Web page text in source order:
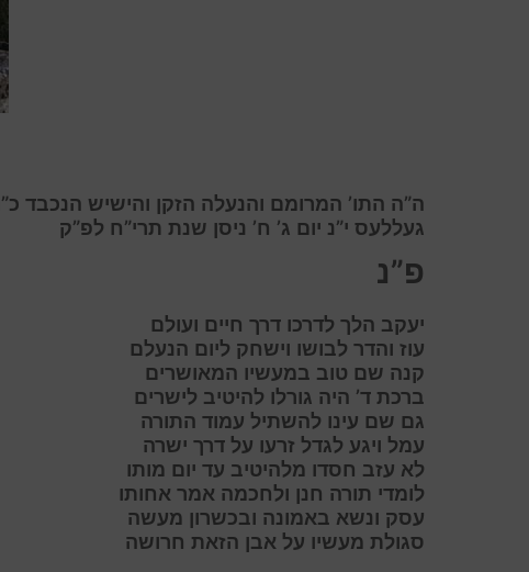
ה”ה התו’ המרומם והנעלה הזקן והישיש הנכבד
געללעס י”נ יום ג’ ח’ ניסן שנת תרי”ח לפ”ק
פ”נ
יעקב הלך לדרכו דרך חיים ועולם
עוז והדר לבושו וישחק ליום הנעלם
קנה שם טוב במעשיו המאושרים
ברכת ד’ היה גורלו להיטיב לישרים
גם שם עינו להשתיל עמוד התורה
עמל ויגע לגדל זרעו על דרך ישרה
לא עזב חסדו מלהיטיב עד יום מותו
לומדי תורה חנן ולחכמה אמר אחותו
עסק ונשא באמונה ובכשרון מעשה
סגולת מעשיו על אבן הזאת חרושה